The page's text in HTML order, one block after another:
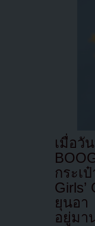
เมื่อวั
กระ
ยุนอา
อยู่มา